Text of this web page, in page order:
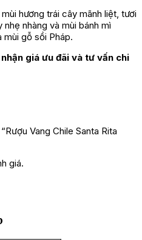
hương trái cây mãnh liệt, tươi
nhàng và mùi bánh mì
gỗ sồi Pháp.
giá ưu đãi và tư vấn chi
Vang Chile Santa Rita
giá.